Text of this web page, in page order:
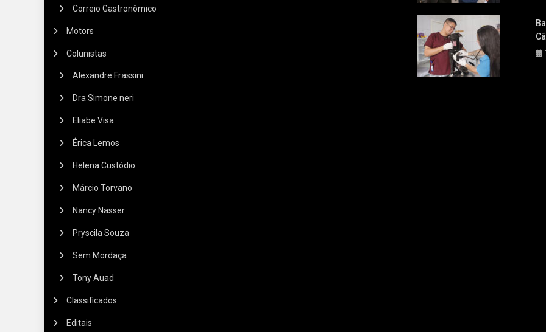
Correio Gastronômico
Motors
Colunistas
Alexandre Frassini
Dra Simone neri
Eliabe Visa
Érica Lemos
Helena Custódio
Márcio Torvano
Nancy Nasser
Pryscila Souza
Sem Mordaça
Tony Auad
Classificados
Editais